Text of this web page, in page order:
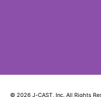
© 2026 J-CAST, Inc. All Rights